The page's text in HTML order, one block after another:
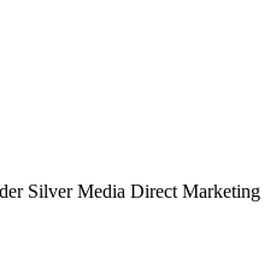
Silver Media Direct Marketing